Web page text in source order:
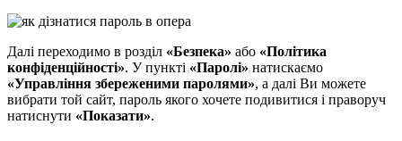
Далі переходимо в розділ «Безпека» або «Політика
конфіденційності». У пункті «Паролі» натискаємо
«Управління збереженими паролями», а далі Ви можете
вибрати той сайт, пароль якого хочете подивитися і праворуч
натиснути «Показати».